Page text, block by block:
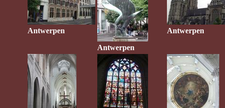
Antwerpen
Antwerpen
Antwerpen